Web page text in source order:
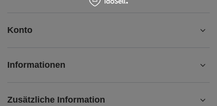
Konto
Informationen
Zusätzliche Information